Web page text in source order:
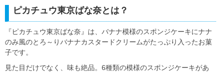
ピカチュウ東京ばな奈とは？
『ピカチュウ東京ばな奈』は、バナナ模様のスポンジケーキにナナ
のみ風のとろ～りバナナカスタードクリームがたっぷり入ったお菓
子です。
見た目だけでなく、味も絶品。6種類の模様のスポンジケーキがあ